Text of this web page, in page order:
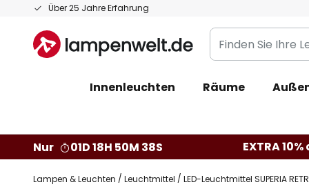
Über 25 Jahre Erfahrung
Zum
springen
Finden
Sie
Leuchte...
Innenleuchten Räume
Nur
01D 18H 50M 37S EXTRA
Lampen & Leuchten Leuchtmittel LED-Leuchtmittel SUPERIA